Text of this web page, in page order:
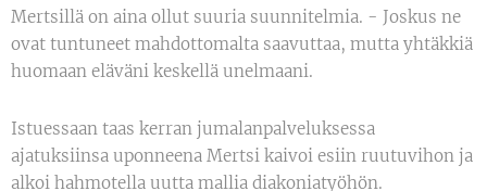
Mertsillä on aina ollut suuria suunnitelmia. - Joskus ne
ovat tuntuneet mahdottomalta saavuttaa, mutta yhtäkkiä
huomaan eläväni keskellä unelmaani.
Istuessaan taas kerran jumalanpalveluksessa
ajatuksiinsa uponneena Mertsi kaivoi esiin ruutuvihon ja
alkoi hahmotella uutta mallia diakoniatyöhön.